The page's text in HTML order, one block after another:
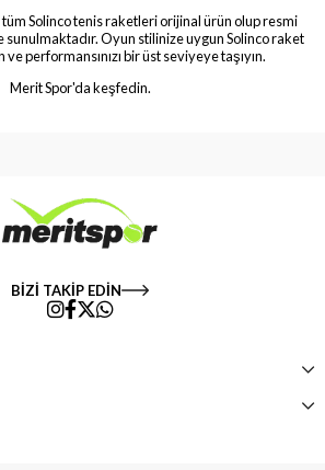
Solinco tenis raketleri orijinal ürün olup resmi
Oyun stilinize uygun Solinco raket
performansınızı bir üst seviyeye taşıyın.
Merit Spor'da keşfedin.
BİZİ TAKİP EDİN